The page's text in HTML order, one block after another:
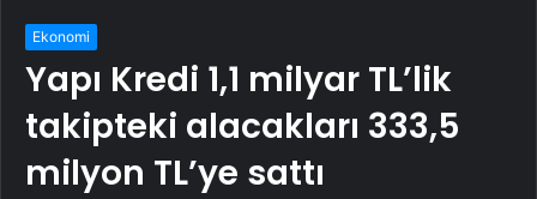
Ekonomi
Yapı Kredi 1,1 milyar TL’lik
takipteki alacakları 333,5
milyon TL’ye sattı